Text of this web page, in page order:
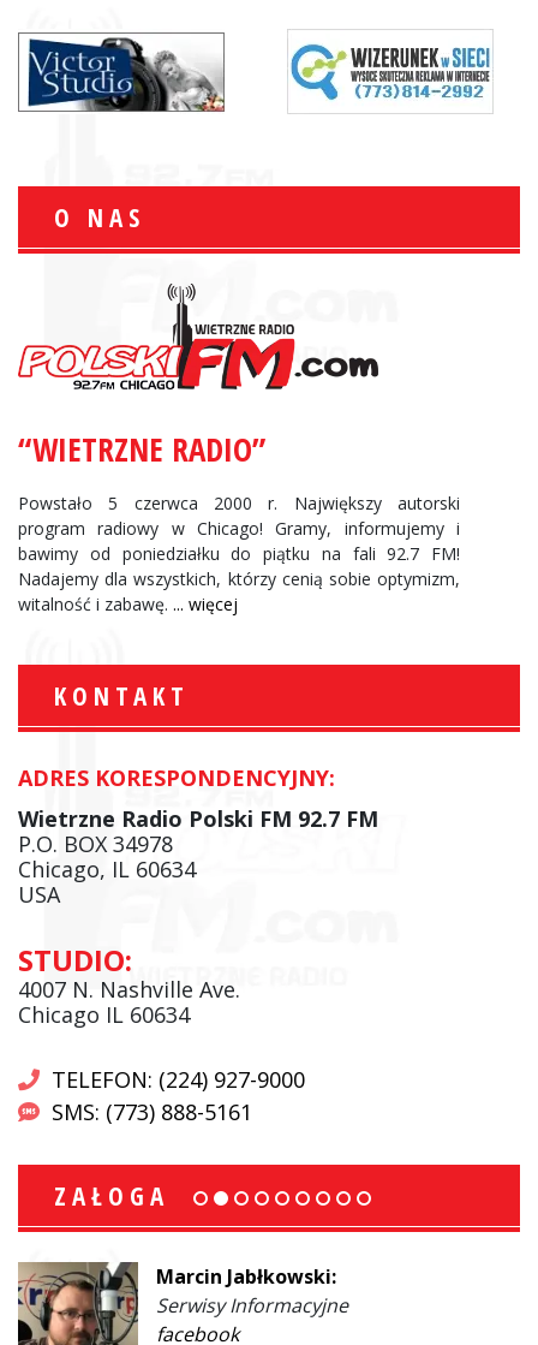
O NAS
“WIETRZNE RADIO”
Powstało 5 czerwca 2000 r. Największy autorski
program radiowy w Chicago! Gramy, informujemy i
bawimy od poniedziałku do piątku na fali 92.7 FM!
Nadajemy dla wszystkich, którzy cenią sobie optymizm,
witalność i zabawę. ... więcej
KONTAKT
ADRES KORESPONDENCYJNY:
Wietrzne Radio Polski FM 92.7 FM
P.O. BOX 34978
Chicago, IL 60634
USA
STUDIO:
4007 N. Nashville Ave.
Chicago IL 60634
TELEFON: (224) 927-9000
SMS: (773) 888-5161
ZAŁOGA
Marcin Jabłkowski:
Serwisy Informacyjne
facebook